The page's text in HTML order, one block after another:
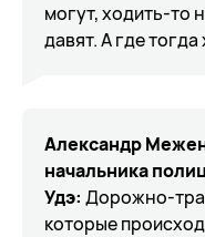
могут, ходить-то
давят. А где тогда
Александр
начальника
Удэ: Дорожно-
которые